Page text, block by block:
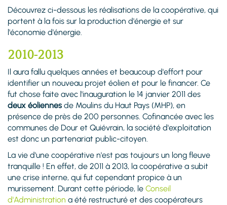
Découvrez ci-dessous les réalisations de la coopérative, qui
portent à la fois sur la production d'énergie et sur
l'économie d'énergie.
2010-2013
Il aura fallu quelques années et beaucoup d'effort pour
identifier un nouveau projet éolien et pour le financer. Ce
fut chose faite avec l'inauguration le 14 janvier 2011 des
deux éoliennes de Moulins du Haut Pays (MHP), en
présence de près de 200 personnes. Cofinancée avec les
communes de Dour et Quiévrain, la société d'exploitation
est donc un partenariat public-citoyen.
La vie d'une coopérative n'est pas toujours un long fleuve
tranquille ! En effet, de 2011 à 2013, la coopérative a subit
une crise interne, qui fut cependant propice à un
murissement. Durant cette période, le Conseil
d'Administration a été restructuré et des coopérateurs